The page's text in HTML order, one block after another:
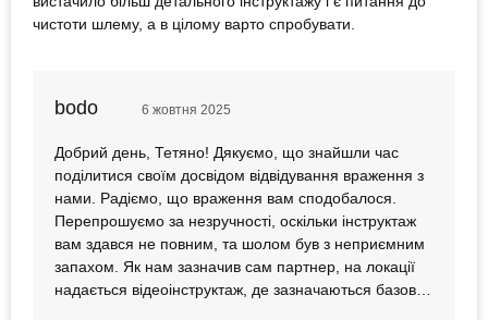
чистоти шлему, а в цілому варто спробувати.
bodo 6 жовтня 2025
Добрий день, Тетяно! Дякуємо, що знайшли час
поділитися своїм досвідом відвідування враження з
нами. Радіємо, що враження вам сподобалося.
Перепрошуємо за незручності, оскільки інструктаж
вам здався не повним, та шолом був з неприємним
запахом. Як нам зазначив сам партнер, на локації
надається відеоінструктаж, де зазначаються базові